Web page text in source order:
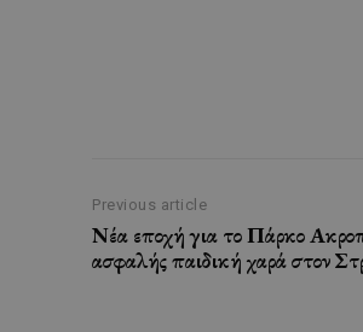
Previous article
Νέα εποχή για το Πάρκο
ασφαλής παιδική χαρά στον